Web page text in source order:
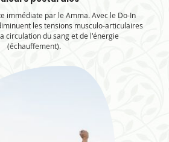
immédiate par le Amma. Avec le Do-In
les tensions musculo-articulaires
circulation du sang et de l'énergie
(échauffement).